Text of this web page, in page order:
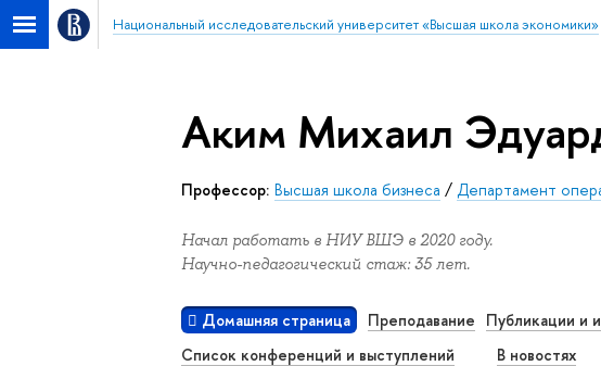
Национальный исследовательский университет «Высшая школа экономики»
Аким Михаил
Профессор: Высшая школа бизнеса / Департамент
Начал работать в НИУ ВШЭ в 2020 году.
Научно-педагогический стаж: 35 лет.
Домашняя страница Преподавание Публикации и
Список конференций и выступлений
В новостях